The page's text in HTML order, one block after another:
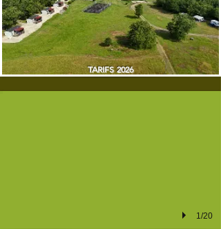
TARIFS 2026
1/20